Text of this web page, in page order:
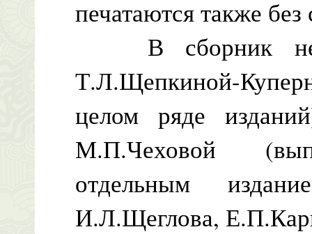
печатаются также
В сборник не
Т.Л.Щепкиной-
целом ряде
М.П.Чеховой
отдельным
И.Л.Щеглова,